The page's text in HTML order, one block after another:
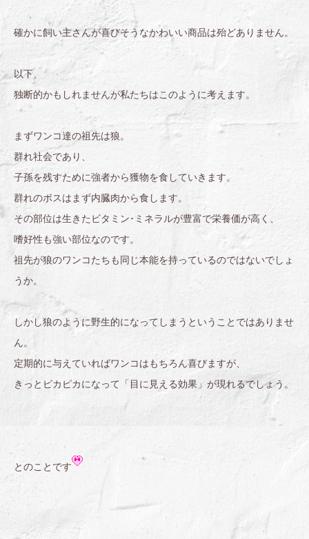
確かに飼い主さんが喜びそうなかわいい商品は殆どありません。
以下、
独断的かもしれませんが私たちはこのように考えます。
まずワンコ達の祖先は狼。
群れ社会であり、
子孫を残すために強者から獲物を食していきます。
群れのボスはまず内臓肉から食します。
その部位は生きたビタミン･ミネラルが豊富で栄養価が高く、
嗜好性も強い部位なのです。
祖先が狼のワンコたちも同じ本能を持っているのではないでしょ
うか。
しかし狼のように野生的になってしまうということではありませ
ん。
定期的に与えていればワンコはもちろん喜びますが、
きっとピカピカになって「目に見える効果」が現れるでしょう。
とのことです